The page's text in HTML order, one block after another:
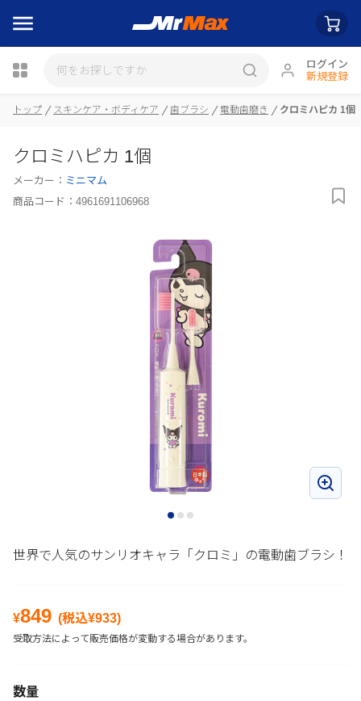
ログイン
新規登録
瓶詰
トップ スキンケア・ボディケア 歯ブラシ 電動歯磨き クロミハピカ 1個
クロミハピカ 1個
メーカー： ミニマム
商品コード： 4961691106968
世界で人気のサンリオキャラ「クロミ」の電動歯ブラシ！
¥849 (税込¥933)
受取方法によって販売価格が変動する場合があります。
数量